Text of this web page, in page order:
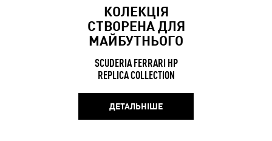
КОЛЕКЦІЯ
СТВОРЕНА ДЛЯ
МАЙБУТНЬОГО
SCUDERIA FERRARI HP
REPLICA COLLECTION
ДЕТАЛЬНІШЕ